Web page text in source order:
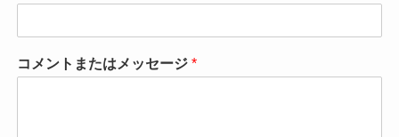
コメントまたはメッセージ *